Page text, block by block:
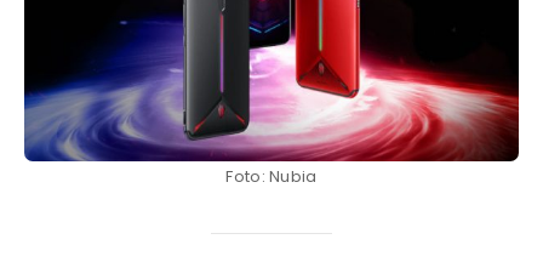
Foto: Nubia